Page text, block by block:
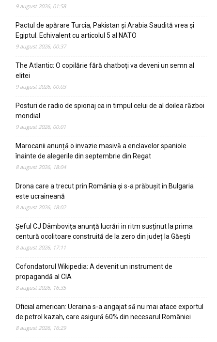
9 august 2026, 01:58
Pactul de apărare Turcia, Pakistan și Arabia Saudită vrea și
Egiptul. Echivalent cu articolul 5 al NATO
9 august 2026, 00:37
The Atlantic: O copilărie fără chatboți va deveni un semn al
elitei
9 august 2026, 00:03
Posturi de radio de spionaj ca in timpul celui de al doilea război
mondial
9 august 2026, 00:01
Marocanii anunță o invazie masivă a enclavelor spaniole
înainte de alegerile din septembrie din Regat
8 august 2026, 18:04
Drona care a trecut prin România și s-a prăbușit in Bulgaria
este ucraineană
8 august 2026, 18:02
Șeful CJ Dâmbovița anunță lucrări in ritm susținut la prima
centură ocolitoare construită de la zero din județ la Găești
8 august 2026, 17:11
Cofondatorul Wikipedia: A devenit un instrument de
propagandă al CIA
8 august 2026, 16:35
Oficial american: Ucraina s-a angajat să nu mai atace exportul
de petrol kazah, care asigură 60% din necesarul României
8 august 2026, 16:29